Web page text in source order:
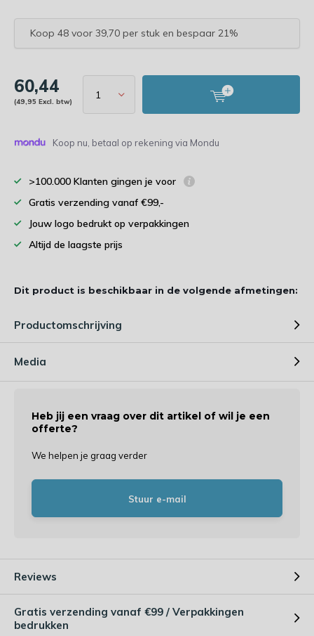
Koop 48 voor 39,70 per stuk en bespaar 21%
60,44
(49,95 Excl. btw)
Koop nu, betaal op rekening via Mondu
>100.000 Klanten gingen je voor
Gratis verzending vanaf €99,-
Jouw logo bedrukt op verpakkingen
Altijd de laagste prijs
Dit product is beschikbaar in de volgende afmetingen:
Productomschrijving
Media
Heb jij een vraag over dit artikel of wil je een
offerte?
We helpen je graag verder
Stuur e-mail
Reviews
Gratis verzending vanaf €99 / Verpakkingen
bedrukken